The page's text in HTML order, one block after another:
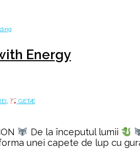
Energy
,
GETÆ
De la începutul lumii
unei capete de lup cu